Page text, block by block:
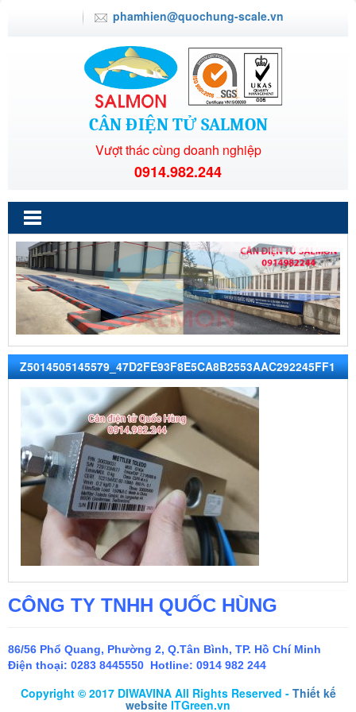
phamhien@quochung-scale.vn
CÂN ĐIỆN TỬ SALMON
Vượt thác cùng doanh nghiệp
0914.982.244
Z5014505145579_47D2FE93F8E5CA8B2553AAC292245FF1
CÔNG TY TNHH QUỐC HÙNG
86/56 Phổ Quang, Phường 2, Q.Tân Bình, TP. Hồ Chí Minh
Điện thoại: 0283 8445550 Hotline: 0914 982 244
Copyright © 2017 DIWAVINA All Rights Reserved - Thiết kế
website ITGreen.vn